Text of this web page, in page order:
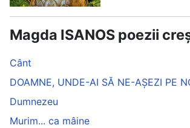
Magda ISANOS poezii
Cânt
DOAMNE, UNDE-AI SĂ NE-AȘEZI PE
Dumnezeu
Murim... ca mâine